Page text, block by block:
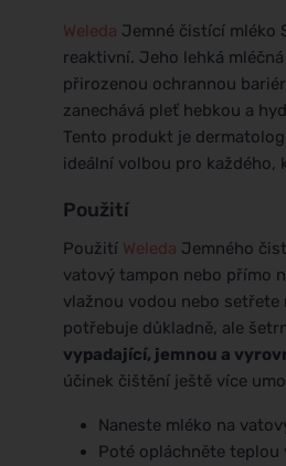
Weleda Jemné čistící mléko
reaktivní. Jeho lehká
přirozenou ochrannou
zanechává pleť hebkou a
Tento produkt je
ideální volbou pro každého,
Použití
Použití Weleda Jemného
vatový tampon nebo přímo
vlažnou vodou nebo
potřebuje důkladně, ale
vypadající, jemnou a
účinek čištění ještě více
Naneste mléko na
Poté opláchněte teplou